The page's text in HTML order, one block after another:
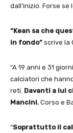
dall’inizio. Forse
“Kean sa che
in fondo” scrive la
“A 19 anni e 31
calciatori che
reti. Davanti a lui
Mancini, Corso e
“Soprattutto il